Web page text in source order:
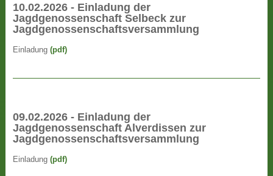
10.02.2026 - Einladung der
Jagdgenossenschaft Selbeck zur
Jagdgenossenschaftsversammlung
Einladung(pdf)
09.02.2026 - Einladung der
Jagdgenossenschaft Alverdissen zur
Jagdgenossenschaftsversammlung
Einladung(pdf)